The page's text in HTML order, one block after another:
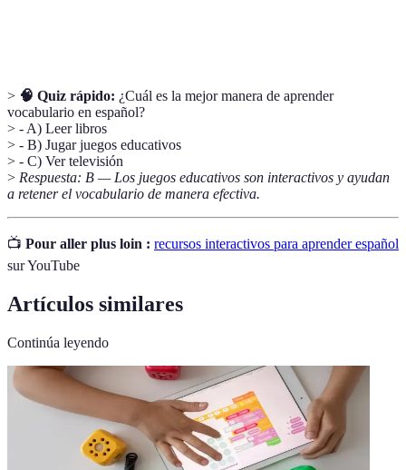
> 🧠 Quiz rápido: ¿Cuál es la mejor manera de aprender
vocabulario en español?
> - A) Leer libros
> - B) Jugar juegos educativos
> - C) Ver televisión
> Respuesta: B — Los juegos educativos son interactivos y ayudan
a retener el vocabulario de manera efectiva.
📺 Pour aller plus loin : recursos interactivos para aprender español
sur YouTube
Artículos similares
Continúa leyendo